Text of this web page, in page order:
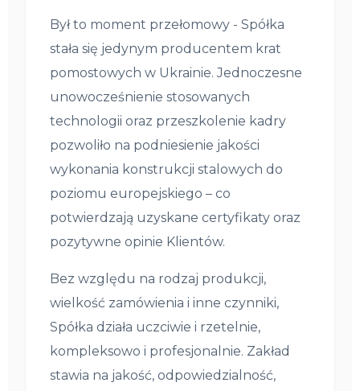
Był to moment przełomowy - Spółka
stała się jedynym producentem krat
pomostowych w Ukrainie. Jednoczesne
unowocześnienie stosowanych
technologii oraz przeszkolenie kadry
pozwoliło na podniesienie jakości
wykonania konstrukcji stalowych do
poziomu europejskiego – co
potwierdzają uzyskane certyfikaty oraz
pozytywne opinie Klientów.
Bez względu na rodzaj produkcji,
wielkość zamówienia i inne czynniki,
Spółka działa uczciwie i rzetelnie,
kompleksowo i profesjonalnie. Zakład
stawia na jakość, odpowiedzialność,